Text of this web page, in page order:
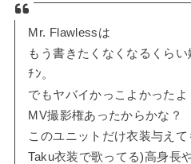
Mr. Flawlessは
もう書きたくなくなるくらい
ﾁﾝ。
でもヤバイかっこよかったよ
MV撮影権あったからかな？
このユニットだけ衣装与え
Taku衣装で歌ってる)高身長